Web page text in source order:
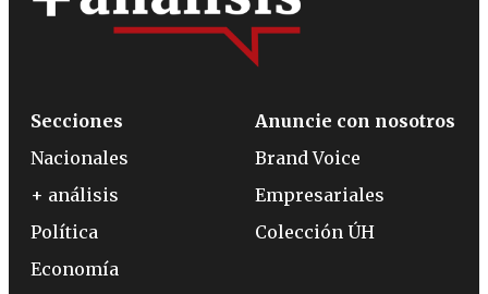
Secciones
Nacionales
+ análisis
Política
Economía
Anuncie con nosotros
Brand Voice
Empresariales
Colección ÚH